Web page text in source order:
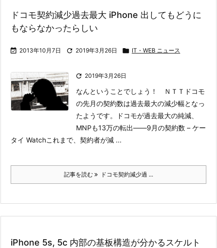
ドコモ契約減少過去最大 iPhone 出してもどうに
もならなかったらしい
 2013年10月7日  2019年3月26日  IT・WEB ニュース
 2019年3月26日
なんということでしょう！ ＮＴＴドコモ
の先月の契約数は過去最大の減少幅となっ
たようです。
ドコモが過去最大の純減、
MNPも13万の転出――9月の契約数 – ケー
タイ Watchこれまで、契約者が減 ...
記事を読む ドコモ契約減少過 ...
iPhone 5s, 5c 内部の基板構造が分かるスケルト